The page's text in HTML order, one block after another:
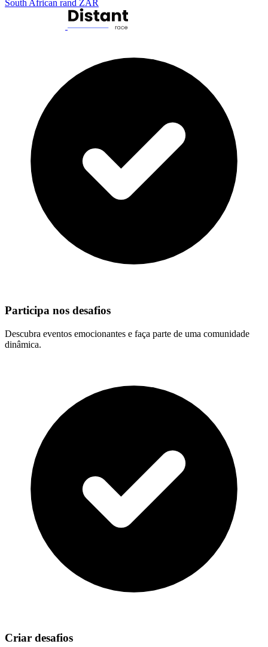
South African rand ZAR
Participa nos desafios
Descubra eventos emocionantes e faça parte de uma comunidade
dinâmica.
Criar desafios